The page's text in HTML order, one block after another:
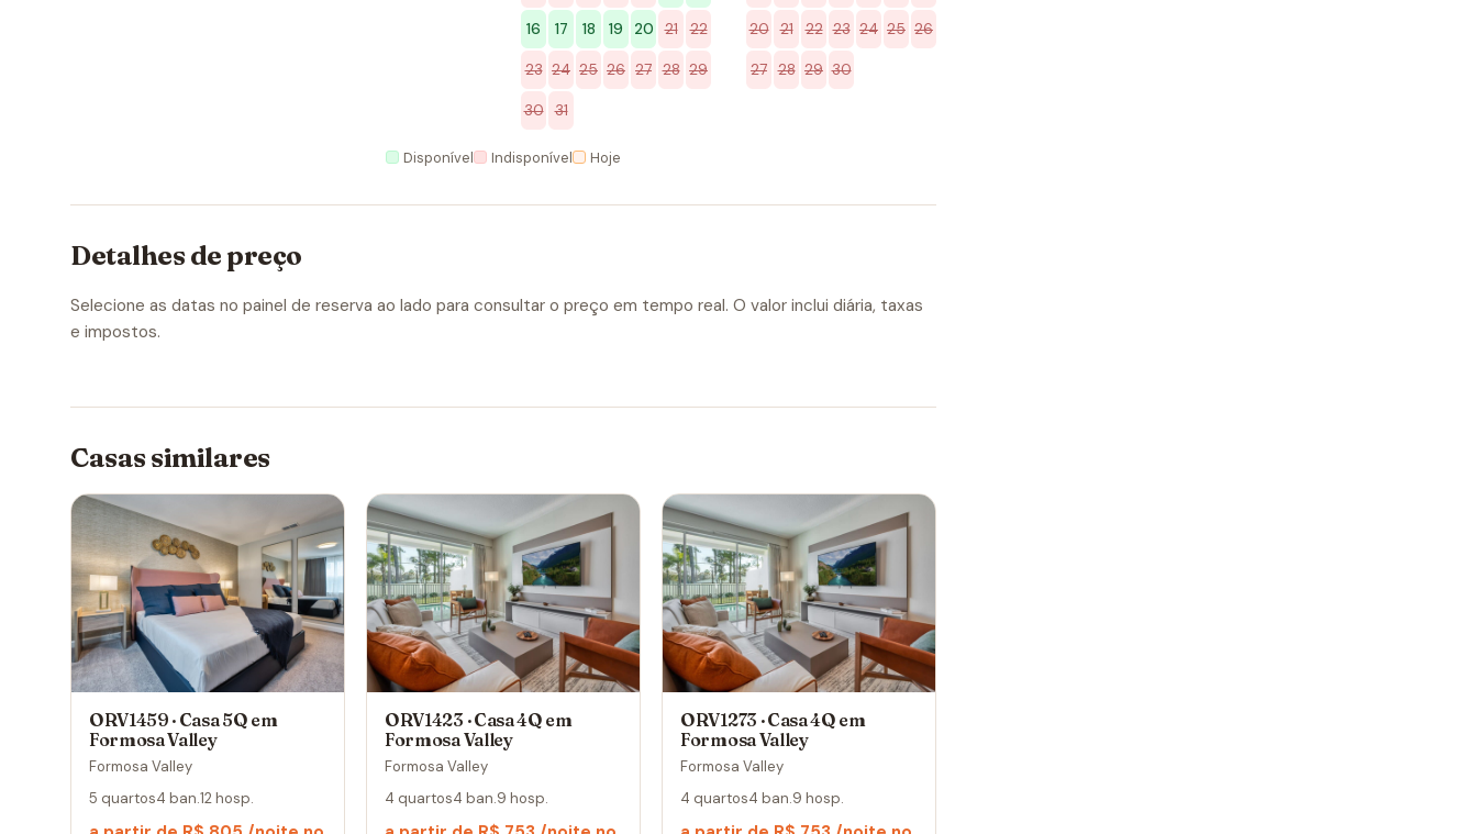
16 17 18 19 20 21 22
23 24 25 26 27 28 29
30 31
20 21 22 23 24 25 26
27 28 29 30
Disponível Indisponível Hoje
Detalhes de preço
Selecione as datas no painel de reserva ao lado para consultar o preço em tempo real. O valor inclui diária, taxas
e impostos.
Casas similares
ORV1459 · Casa 5Q em
Formosa Valley
Formosa Valley
5 quartos4 ban.12 hosp.
ORV1423 · Casa 4Q em
Formosa Valley
Formosa Valley
4 quartos4 ban.9 hosp.
ORV1273 · Casa 4Q em
Formosa Valley
Formosa Valley
4 quartos4 ban.9 hosp.